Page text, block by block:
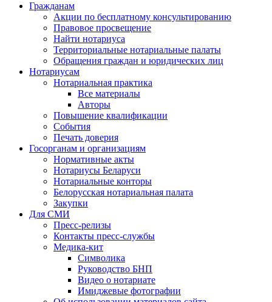
Гражданам
Акции по бесплатному консультированию
Правовое просвещение
Найти нотариуса
Территориальные нотариальные палаты
Обращения граждан и юридических лиц
Нотариусам
Нотариальная практика
Все материалы
Авторы
Повышение квалификации
События
Печать доверия
Госорганам и организациям
Нормативные акты
Нотариусы Беларуси
Нотариальные конторы
Белорусская нотариальная палата
Закупки
Для СМИ
Пресс-релизы
Контакты пресс-службы
Медика-кит
Символика
Руководство БНП
Видео о нотариате
Имиджевые фотографии